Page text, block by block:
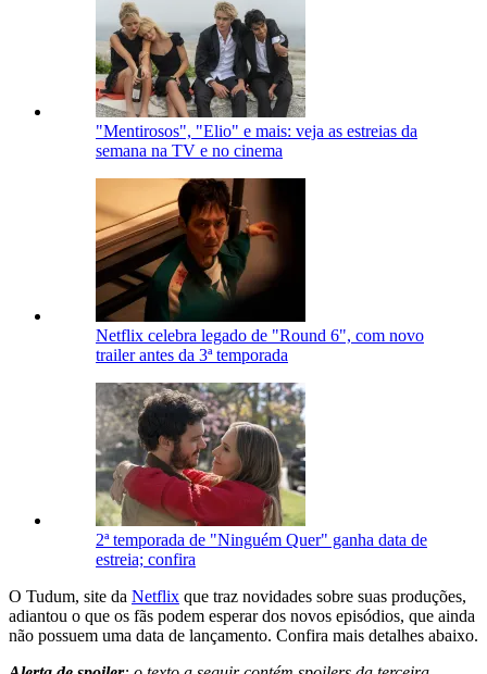
"Mentirosos", "Elio" e mais: veja as estreias da
semana na TV e no cinema
Netflix celebra legado de "Round 6", com novo
trailer antes da 3ª temporada
2ª temporada de "Ninguém Quer" ganha data de
estreia; confira
O Tudum, site da Netflix que traz novidades sobre suas produções,
adiantou o que os fãs podem esperar dos novos episódios, que ainda
não possuem uma data de lançamento. Confira mais detalhes abaixo.